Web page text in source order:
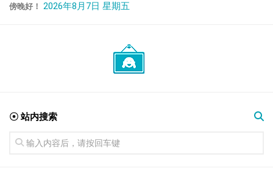
傍晚好！ 2026年8月7日 星期五
☉ 站内搜索